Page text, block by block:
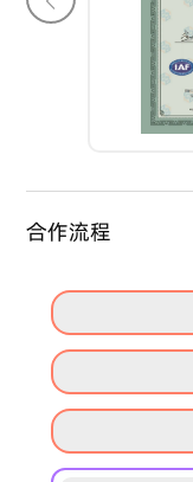
合作流程